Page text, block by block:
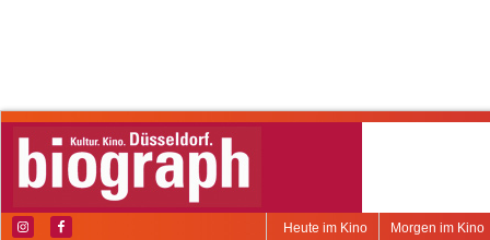
Morgen im Kino
Heute im Kino